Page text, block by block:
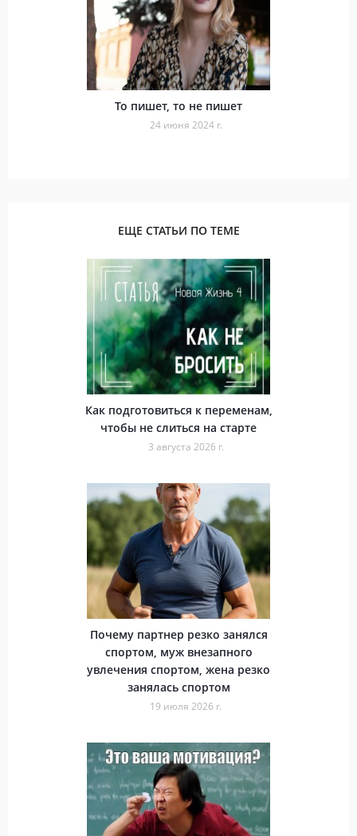
То пишет, то не пишет
24 июня 2024 г.
ЕЩЕ СТАТЬИ ПО ТЕМЕ
Как подготовиться к переменам,
чтобы не слиться на старте
3 августа 2026 г.
Почему партнер резко занялся
спортом, муж внезапного
увлечения спортом, жена резко
занялась спортом
19 июля 2026 г.